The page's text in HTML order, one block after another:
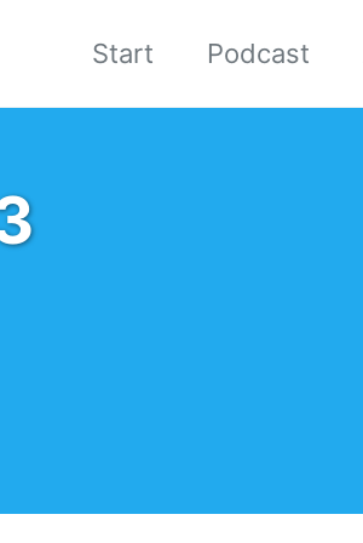
Start Podcast